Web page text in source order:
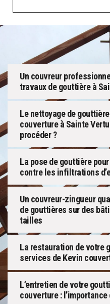
Un couvreur
travaux de gouttière à
Le nettoyage de
couverture à Sainte
procéder ?
La pose de gouttière
contre les infiltrations
Un couvreur-zingueur
de gouttières sur des
tailles
La restauration de votre
services de Kevin
L’entretien de votre
couverture :